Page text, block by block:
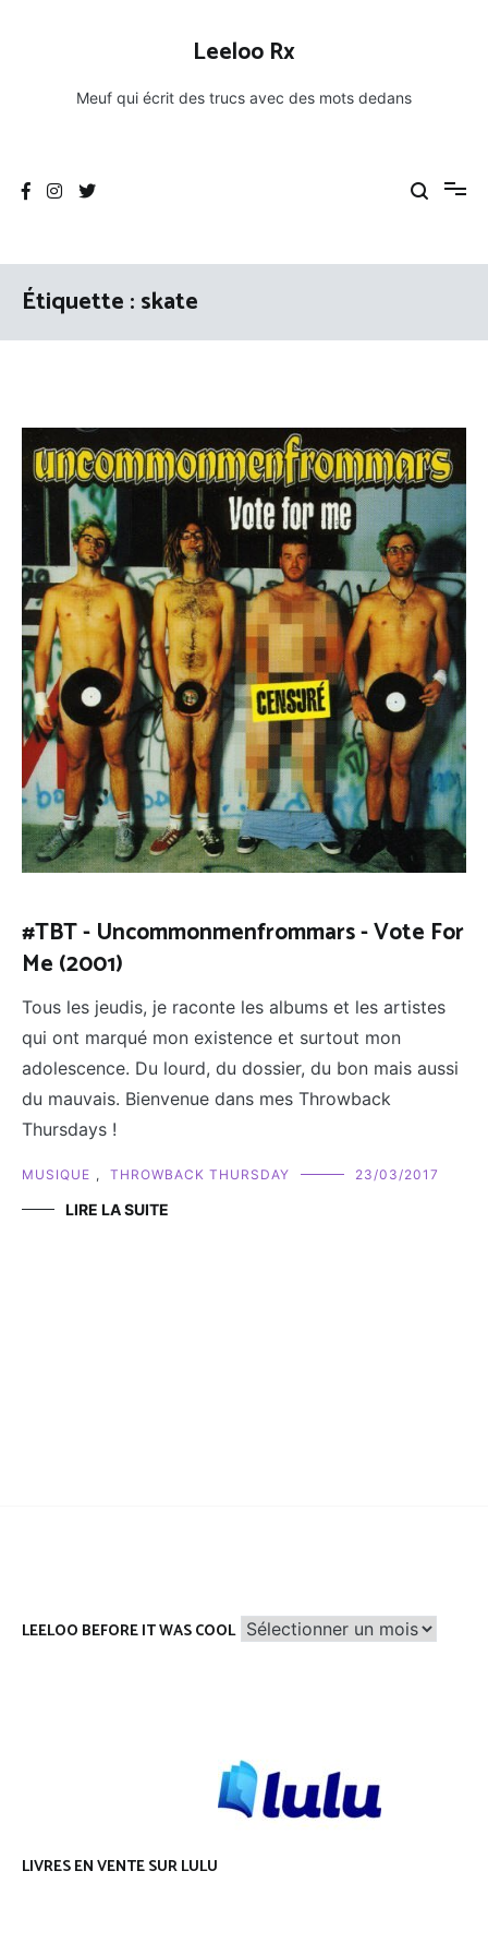
Leeloo Rx
Meuf qui écrit des trucs avec des mots dedans
Étiquette :skate
#TBT - Uncommonmenfrommars - Vote For
Me (2001)
Tous les jeudis, je raconte les albums et les artistes
qui ont marqué mon existence et surtout mon
adolescence. Du lourd, du dossier, du bon mais aussi
du mauvais. Bienvenue dans mes Throwback
Thursdays !
MUSIQUE , THROWBACK THURSDAY 23/03/2017
LIRE LA SUITE
LEELOO BEFORE IT WAS COOL Leeloo
before
LIVRES EN VENTE SUR LULU